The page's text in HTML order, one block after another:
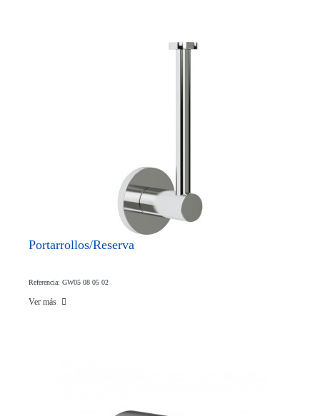
Portarrollos/Reserva
Referencia: GW05 08 05 02
Ver más